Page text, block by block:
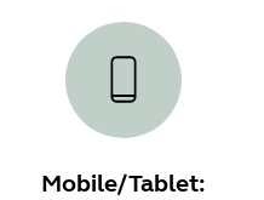
Mobile/Tablet: